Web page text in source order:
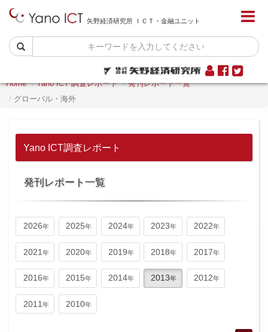
矢野経済研究所 ＩＣＴ・金融ユニット
Home Yano ICT 調査レポート
発刊レポート一覧
グローバル・海外
Yano ICT調査レポート
発刊レポート一覧
2026 2025 2024 2023 2022
2021 2020 2019 2018 2017
2016 2015 2014 2013 2012
2011 2010